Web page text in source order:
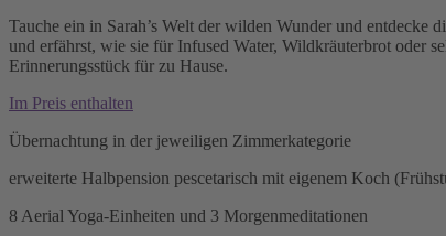
Tauche ein in Sarah’s Welt der wilden Wunder und
und erfährst, wie sie für Infused Water, Wildkräuterbrot oder
Erinnerungsstück für zu Hause.
Im Preis enthalten
Übernachtung in der jeweiligen Zimmerkategorie
erweiterte Halbpension pescetarisch mit eigenem Koch
8 Aerial Yoga-Einheiten und 3 Morgenmeditationen